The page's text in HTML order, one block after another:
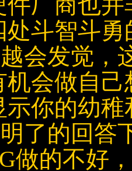
处斗智斗
会发觉，
机会做自
示你的幼
了的回答
做的不好